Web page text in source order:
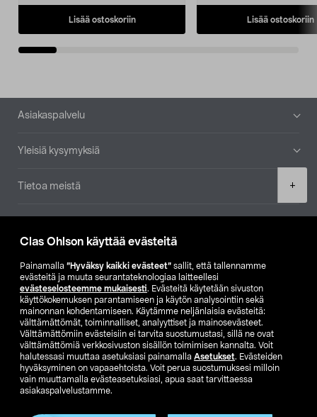
Clas Ohlson käyttää evästeitä
Painamalla ”Hyväksy kaikki evästeet” sallit, että tallennamme
evästeitä ja muuta seurantateknologiaa laitteellesi
evästeselosteemme mukaisesti. Evästeitä käytetään sivuston
käyttökokemuksen parantamiseen ja käytön analysointiin sekä
mainonnan kohdentamiseen. Käytämme neljänlaisia evästeitä:
välttämättömät, toiminnalliset, analyyttiset ja mainosevästeet.
Välttämättömiin evästeisiin ei tarvita suostumustasi, sillä ne ovat
välttämättömiä verkkosivuston sisällön toimimisen kannalta. Voit
halutessasi muuttaa asetuksiasi painamalla Asetukset. Evästeiden
hyväksyminen on vapaaehtoista. Voit perua suostumuksesi milloin
vain muuttamalla evästeasetuksiasi, apua saat tarvittaessa
asiakaspalvelustamme.
+
Lisää ostoskoriin Lisää ostoskoriin
Alatunniste
Asiakaspalvelu
Yleisiä kysymyksiä
Tietoa meistä
Etsi myymälä
SE NO FI
FI SV